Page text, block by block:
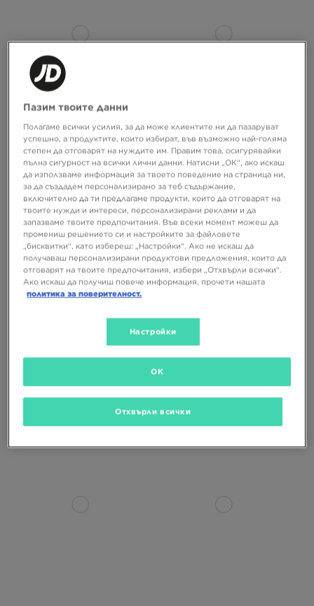
NIKE REACT VISION
139,99 €
273,80 ЛВ.
NIKE AIR FORCE 1 07' TECH ESS
119,99 €
234,68 ЛВ.
NIKE AIR FORCE 1 '07 LV8
129,99 €
Пазим твоите данни
Полагаме всички усилия, за да може клиентите ни да пазаруват
успешно, а продуктите, които избират, във възможно най-голяма
степен да отговарят на нуждите им. Правим това, осигурявайки
пълна сигурност на всички лични данни. Натисни „ОК“, ако искаш
да използваме информация за твоето поведение на страница ни,
за да създадем персонализирано за теб съдържание,
включително да ти предлагаме продукти, които да отговарят на
твоите нужди и интереси, персонализирани реклами и да
запазваме твоите предпочитания. Във всеки момент можеш да
промениш решението си и настройките за файловете
„бисквитки“, като избереш: „Настройки“. Ако не искаш да
получаваш персонализирани продуктови предложения, които да
отговарят на твоите предпочитания, избери „Отхвърли всички“.
Ако искаш да получиш повече информация, прочети нашата
политика за поверителност.
Настройки
Отхвърли всички
OK